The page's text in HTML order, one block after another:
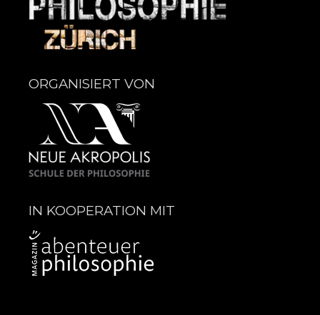
ORGANISIERT VON
IN KOOPERATION MIT